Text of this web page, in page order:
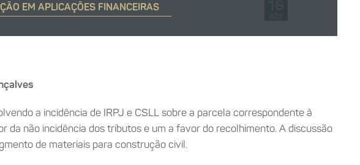
EM APLICAÇÕES FINANCEIRAS
a incidência de IRPJ e CSLL sobre a parcela correspondente à
não incidência dos tributos e um a favor do recolhimento. A discussão
de materiais para construção civil.